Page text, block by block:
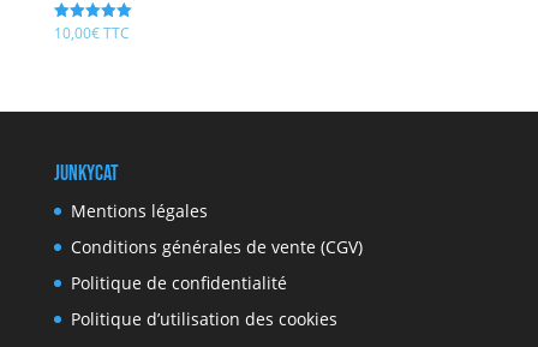
Note
5.00
10,00€TTC
JunkyCat
Mentions légales
Conditions générales de vente (CGV)
Politique de confidentialité
Politique d’utilisation des cookies